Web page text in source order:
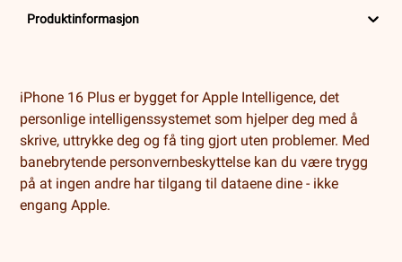
Produktinformasjon
iPhone 16 Plus er bygget for Apple Intelligence, det
personlige intelligenssystemet som hjelper deg med å
skrive, uttrykke deg og få ting gjort uten problemer. Med
banebrytende personvernbeskyttelse kan du være trygg
på at ingen andre har tilgang til dataene dine - ikke
engang Apple.